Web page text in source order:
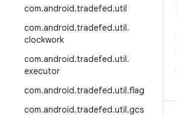
com.android.tradefed.util
com.android.tradefed.util.
clockwork
com.android.tradefed.util.
executor
com.android.tradefed.util.flag
com.android.tradefed.util.gcs